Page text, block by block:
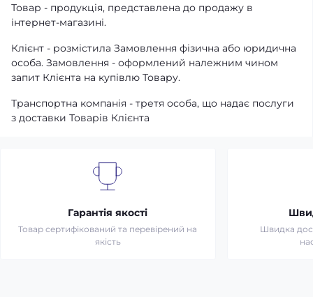
Товар - продукція, представлена ​​до продажу в
інтернет-магазині.
Клієнт - розмістила Замовлення фізична або юридична
особа. Замовлення - оформлений належним чином
запит Клієнта на купівлю Товару.
Транспортна компанія - третя особа, що надає послуги
з доставки Товарів Клієнта
Гарантія якості
Товар сертифікований та перевірений на
якість
Швидка